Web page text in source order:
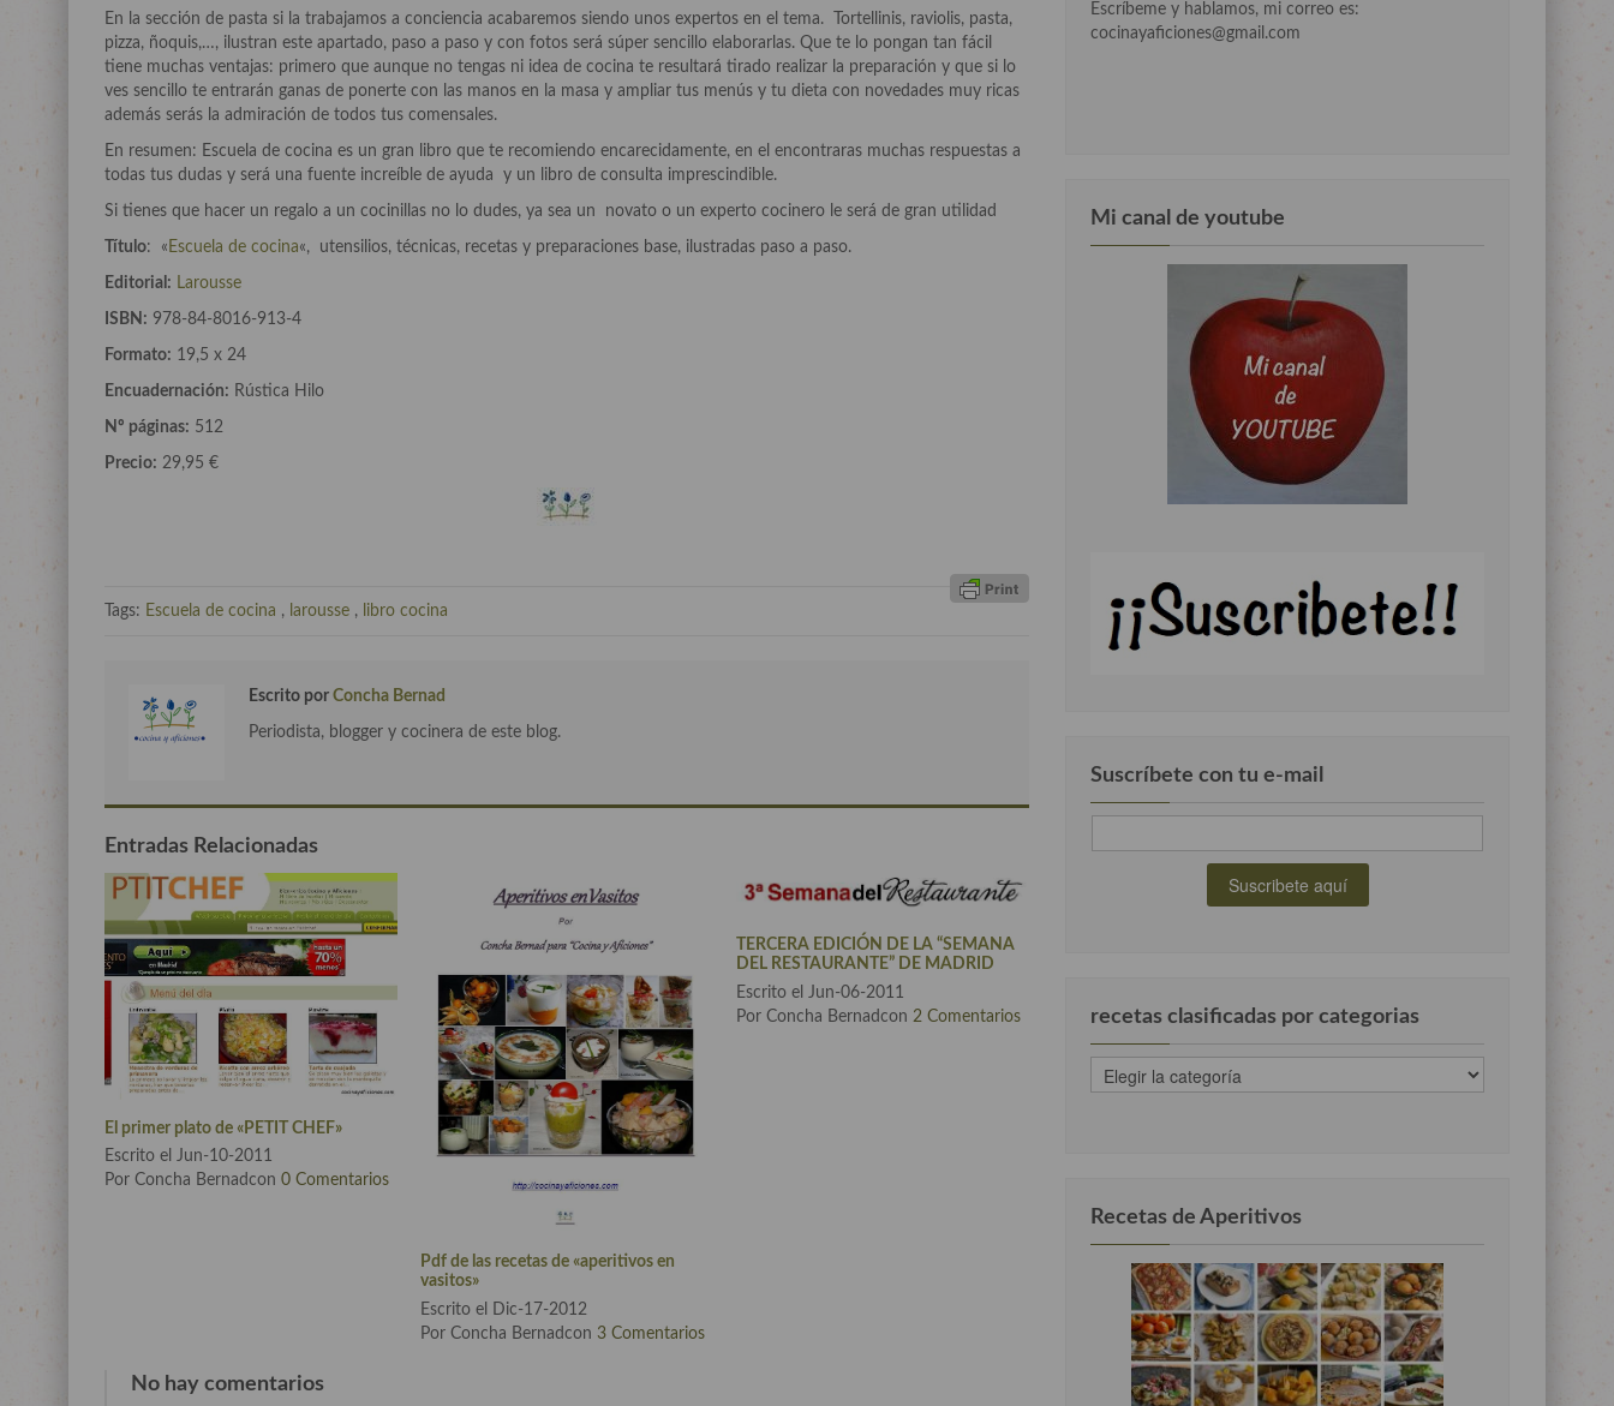
En la sección de pasta si la trabajamos a conciencia acabaremos siendo unos expertos en el tema. Tortellinis, raviolis, pasta,
pizza, ñoquis,…, ilustran este apartado, paso a paso y con fotos será súper sencillo elaborarlas. Que te lo pongan tan fácil
tiene muchas ventajas: primero que aunque no tengas ni idea de cocina te resultará tirado realizar la preparación y que si lo
ves sencillo te entrarán ganas de ponerte con las manos en la masa y ampliar tus menús y tu dieta con novedades muy ricas
además serás la admiración de todos tus comensales.
En resumen: Escuela de cocina es un gran libro que te recomiendo encarecidamente, en el encontraras muchas respuestas a
todas tus dudas y será una fuente increíble de ayuda y un libro de consulta imprescindible.
Si tienes que hacer un regalo a un cocinillas no lo dudes, ya sea un novato o un experto cocinero le será de gran utilidad
Título: « Escuela de cocina«, utensilios, técnicas, recetas y preparaciones base, ilustradas paso a paso.
Editorial: Larousse
ISBN: 978-84-8016-913-4
Formato: 19,5 x 24
Encuadernación: Rústica Hilo
Nº páginas: 512
Precio: 29,95 €
Tags: Escuela de cocina , larousse , libro cocina
Escrito por Concha Bernad
Periodista, blogger y cocinera de este blog.
Entradas Relacionadas
El primer plato de «PETIT CHEF»
Escrito el Jun-10-2011
Por Concha Bernadcon 0 Comentarios
Pdf de las recetas de «aperitivos en
vasitos»
Escrito el Dic-17-2012
Por Concha Bernadcon3 Comentarios
TERCERA EDICIÓN DE LA “SEMANA
DEL RESTAURANTE” DE MADRID
Escrito el Jun-06-2011
Por Concha Bernadcon2 Comentarios
No hay comentarios
Escríbeme y hablamos, mi correo es:
cocinayaficiones@gmail.com
Mi canal de youtube
Suscríbete con tu e-mail
recetas clasificadas por categorias
recetas
clasificadas
Recetas de Aperitivos